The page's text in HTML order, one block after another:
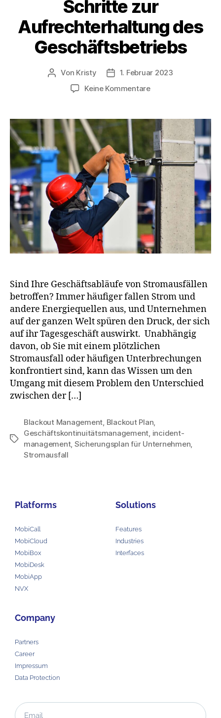
Schritte zur
Aufrechterhaltung des
Geschäftsbetriebs
Von Kristy
1. Februar 2023
Keine Kommentare
Sind Ihre Geschäftsabläufe von Stromausfällen
betroffen? Immer häufiger fallen Strom und
andere Energiequellen aus, und Unternehmen
auf der ganzen Welt spüren den Druck, der sich
auf ihr Tagesgeschäft auswirkt. Unabhängig
davon, ob Sie mit einem plötzlichen
Stromausfall oder häufigen Unterbrechungen
konfrontiert sind, kann das Wissen um den
Umgang mit diesem Problem den Unterschied
zwischen der […]
Blackout Management, Blackout Plan,
Geschäftskontinuitätsmanagement, incident-
management, Sicherungsplan für Unternehmen,
Stromausfall
Platforms
MobiCall
MobiCloud
MobiBox
MobiDesk
MobiApp
NVX
Solutions
Features
Industries
Interfaces
Company
Partners
Career
Impressum
Data Protection